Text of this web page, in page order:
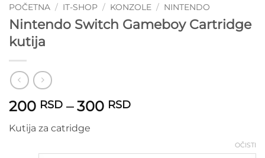
POČETNA / IT-SHOP / KONZOLE / NINTENDO
Nintendo Switch Gameboy Cartridge
kutija
200 RSD – 300 RSDRaspon
Kutija za catridge
OČISTI